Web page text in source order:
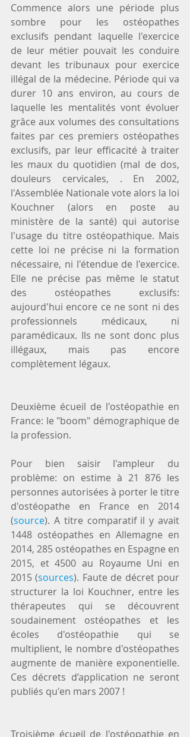
Commence alors une période plus
sombre pour les ostéopathes
exclusifs pendant laquelle l'exercice
de leur métier pouvait les conduire
devant les tribunaux pour exercice
illégal de la médecine. Période qui va
durer 10 ans environ, au cours de
laquelle les mentalités vont évoluer
grâce aux volumes des consultations
faites par ces premiers ostéopathes
exclusifs, par leur efficacité à traiter
les maux du quotidien (mal de dos,
douleurs cervicales, . En 2002,
l'Assemblée Nationale vote alors la loi
Kouchner (alors en poste au
ministère de la santé) qui autorise
l'usage du titre ostéopathique. Mais
cette loi ne précise ni la formation
nécessaire, ni l'étendue de l'exercice.
Elle ne précise pas même le statut
des ostéopathes exclusifs:
aujourd'hui encore ce ne sont ni des
professionnels médicaux, ni
paramédicaux. Ils ne sont donc plus
illégaux, mais pas encore
complètement légaux.
Deuxième écueil de l'ostéopathie en
France: le "boom" démographique de
la profession.
Pour bien saisir l'ampleur du
problème: on estime à 21 876 les
personnes autorisées à porter le titre
d'ostéopathe en France en 2014
(source). A titre comparatif il y avait
1448 ostéopathes en Allemagne en
2014, 285 ostéopathes en Espagne en
2015, et 4500 au Royaume Uni en
2015 (sources). Faute de décret pour
structurer la loi Kouchner, entre les
thérapeutes qui se découvrent
soudainement ostéopathes et les
écoles d'ostéopathie qui se
multiplient, le nombre d'ostéopathes
augmente de manière exponentielle.
Ces décrets d’application ne seront
publiés qu'en mars 2007 !
Troisième écueil de l'ostéopathie en